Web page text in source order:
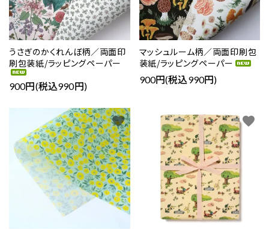
うさぎのかくれんぼ柄／両面印
刷包装紙/ラッピングペーパー
900円(税込990円)
マッシュルーム柄／両面印刷包
装紙/ラッピングペーパー
900円(税込990円)
favorite favorite